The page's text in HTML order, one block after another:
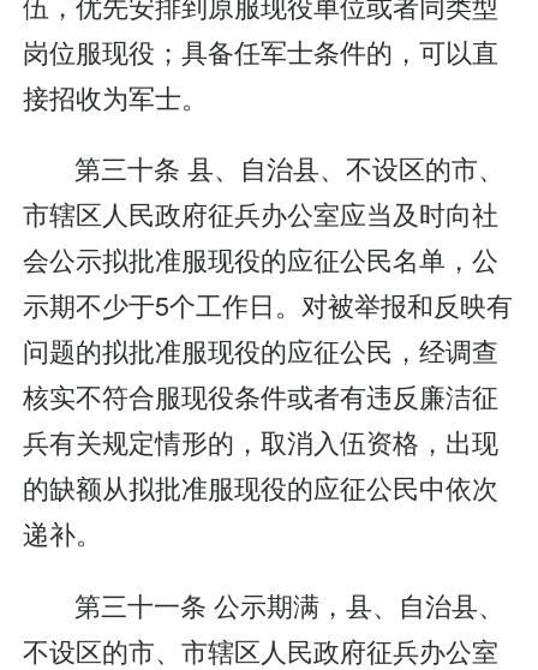
岗位服现役；具备任军士条件的，可以直
接招收为军士。
第三十条 县、自治县、不设区的市、
市辖区人民政府征兵办公室应当及时向社
会公示拟批准服现役的应征公民名单，公
示期不少于5个工作日。对被举报和反映有
问题的拟批准服现役的应征公民，经调查
核实不符合服现役条件或者有违反廉洁征
兵有关规定情形的，取消入伍资格，出现
的缺额从拟批准服现役的应征公民中依次
递补。
第三十一条 公示期满，县、自治县、
不设区的市、市辖区人民政府征兵办公室